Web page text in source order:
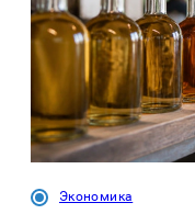
Экономика